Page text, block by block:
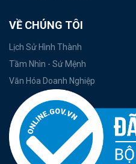
VỀ CHÚNG TÔI
Lịch Sử Hình Thành
Tầm Nhìn - Sứ Mệnh
Văn Hóa Doanh Nghiệp